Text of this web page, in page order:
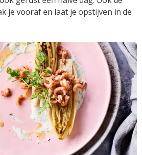
je vooraf en laat je opstijven in de